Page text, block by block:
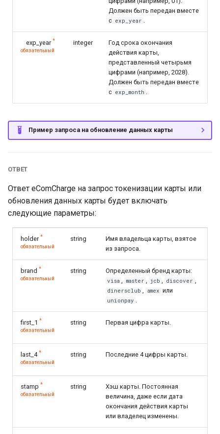
Должен быть передан вместе
с exp_year
exp_year*
обязательный
integer
Год срока окончания
действия карты,
представленный четырьмя
цифрами (например, 2028).
Должен быть передан вместе
с exp_month
Пример запроса на обновление данных карты
ОТВЕТ
Ответ eComCharge на запрос токенизации карты или
обновления данных карты будет включать
следующие параметры:
holder*
обязательный
string
Имя владельца карты, взятое
из запроса.
brand *
обязательный
string Определенный бренд карты:
visa master jcb discover
dinersclub amex или
unionpay
first_1 *
обязательный
string Первая цифра карты.
last_4 *
обязательный
string Последние 4 цифры карты.
stamp *
обязательный
string
Хэш карты. Постоянная
величина, даже если дата
окончания действия карты
или владелец изменены.